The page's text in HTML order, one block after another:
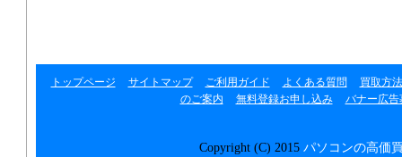
トップページ サイトマップ ご利用ガイド よくある質問
買取方法
のご案内
無料登録お申し込み バナー広告
Copyright (C) 2015 パソコンの高価